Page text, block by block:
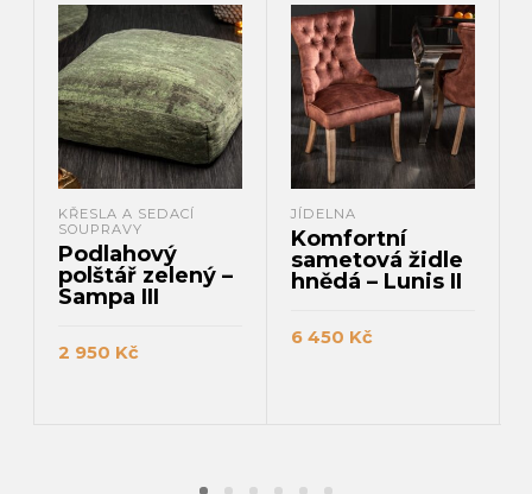
KŘESLA A SEDACÍ
SOUPRAVY
Podlahový
polštář zelený –
Sampa III
2 950 Kč
JÍDELNA
Komfortní
sametová židle
hnědá – Lunis II
6 450 Kč